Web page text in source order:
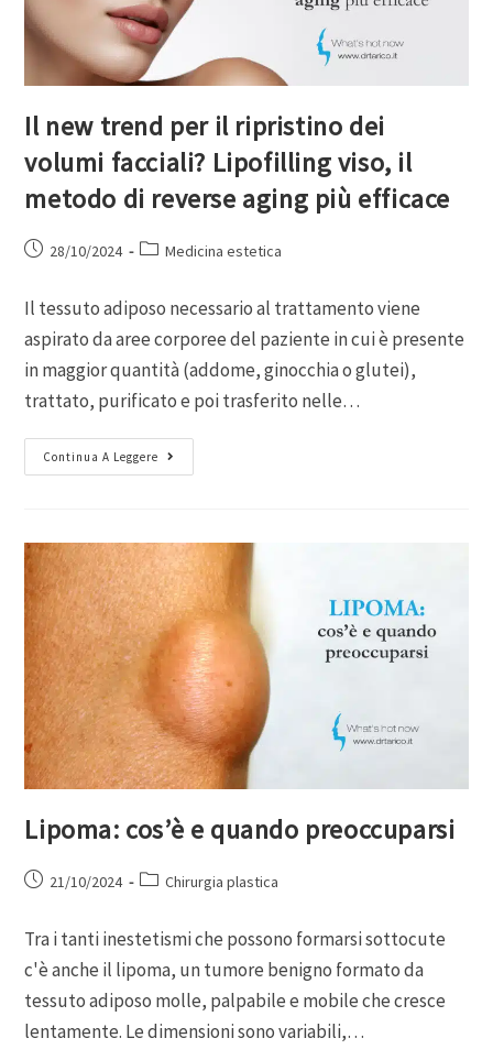
Il new trend per il ripristino dei
volumi facciali? Lipofilling viso, il
metodo di reverse aging più efficace
28/10/2024 Medicina estetica
Il tessuto adiposo necessario al trattamento viene
aspirato da aree corporee del paziente in cui è presente
in maggior quantità (addome, ginocchia o glutei),
trattato, purificato e poi trasferito nelle…
Continua A Leggere
Lipoma: cos’è e quando preoccuparsi
21/10/2024 Chirurgia plastica
Tra i tanti inestetismi che possono formarsi sottocute
c'è anche il lipoma, un tumore benigno formato da
tessuto adiposo molle, palpabile e mobile che cresce
lentamente. Le dimensioni sono variabili,…